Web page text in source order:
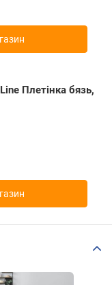
Плетінка бязь,